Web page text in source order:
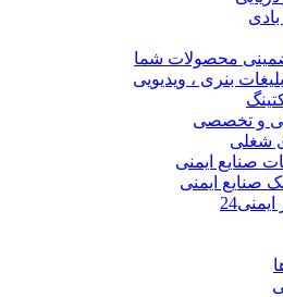
محصولات شما
بنری ، ویدیویی
و تخصصی
شغلی
صنایع ایمنی
صنایع ایمنی